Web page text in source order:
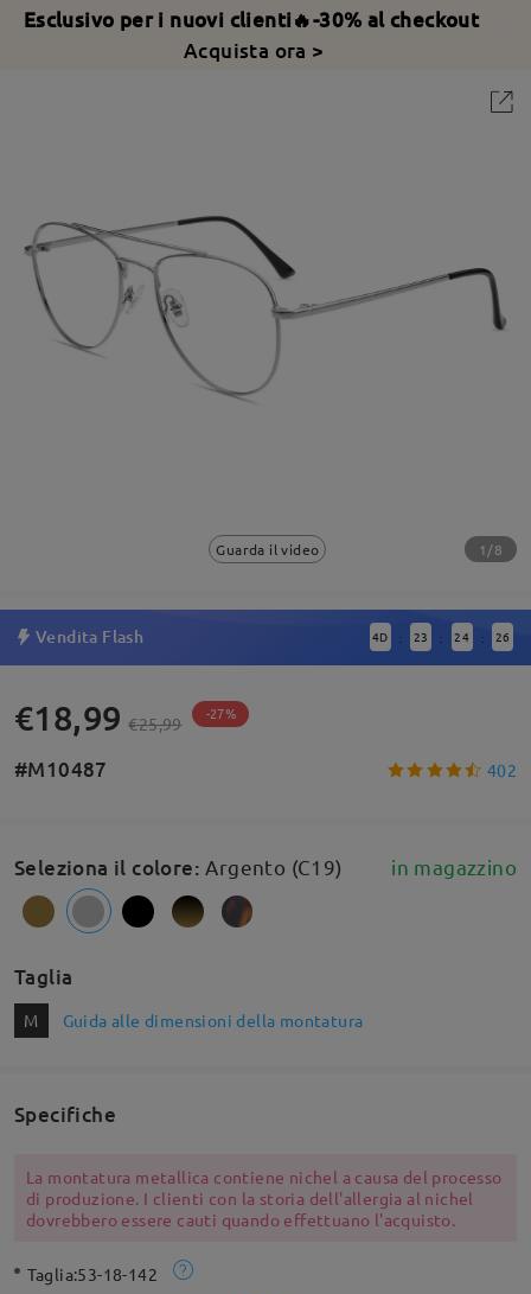
Esclusivo per i nuovi clienti🔥-30% al checkout
Acquista ora >
Guarda il video 1/8
Vendita Flash 4D : 23 : 24 : 26
€18,99 €25,99 -27%
#M10487 402
Seleziona il colore:Argento (C19) in magazzino
Taglia
M Guida alle dimensioni della montatura
Specifiche
La montatura metallica contiene nichel a causa del processo
di produzione. I clienti con la storia dell'allergia al nichel
dovrebbero essere cauti quando effettuano l'acquisto.
Taglia:53-18-142